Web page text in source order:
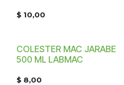
$ 10,00
COLESTER MAC JARABE
500 ML LABMAC
$ 8,00